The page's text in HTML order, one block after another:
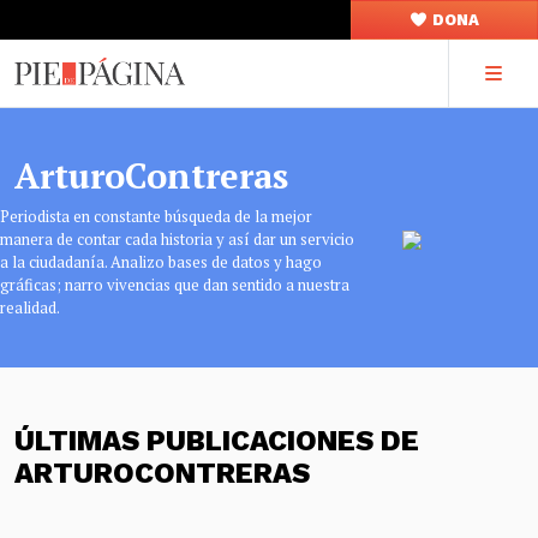
DONA
ArturoContreras
Periodista en constante búsqueda de la mejor
manera de contar cada historia y así dar un servicio
a la ciudadanía. Analizo bases de datos y hago
gráficas; narro vivencias que dan sentido a nuestra
realidad.
ÚLTIMAS PUBLICACIONES DE
ARTUROCONTRERAS